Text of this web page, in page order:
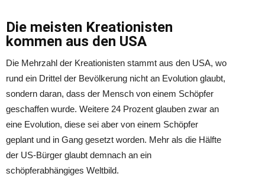
Die meisten Kreationisten
kommen aus den USA
Die Mehrzahl der Kreationisten stammt aus den USA, wo
rund ein Drittel der Bevölkerung nicht an Evolution glaubt,
sondern daran, dass der Mensch von einem Schöpfer
geschaffen wurde. Weitere 24 Prozent glauben zwar an
eine Evolution, diese sei aber von einem Schöpfer
geplant und in Gang gesetzt worden. Mehr als die Hälfte
der US-Bürger glaubt demnach an ein
schöpferabhängiges Weltbild.